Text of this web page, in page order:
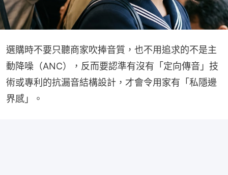
選購時不要只聽商家吹捧音質，也不用追求的不是主
動降噪（ANC），反而要認準有沒有「定向傳音」技
術或專利的抗漏音結構設計，才會令用家有「私隱邊
界感」。